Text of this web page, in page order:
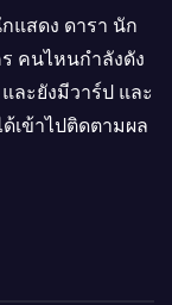
แสดง ดารา นัก
คนไหนกำลังดัง
ละยังมีวาร์ป และ
เข้าไปติดตามผล